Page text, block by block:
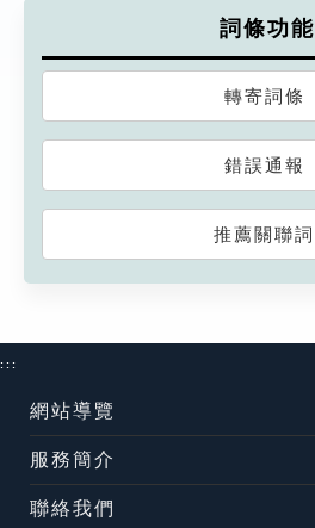
詞條功能
轉寄詞條
錯誤通報
推薦關聯詞
:::
網站導覽
服務簡介
聯絡我們